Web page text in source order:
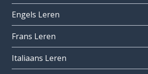
Engels Leren
Frans Leren
Italiaans Leren